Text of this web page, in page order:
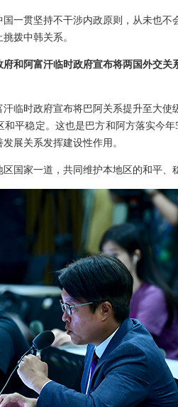
一贯坚持不干涉内政原则，从未也
拨中韩关系。
和阿富汗临时政府宣布将两国外交
临时政府宣布将巴阿关系提升至大
平稳定。这也是巴方和阿方落实今
展关系发挥建设性作用。
国家一道，共同维护本地区的和平、